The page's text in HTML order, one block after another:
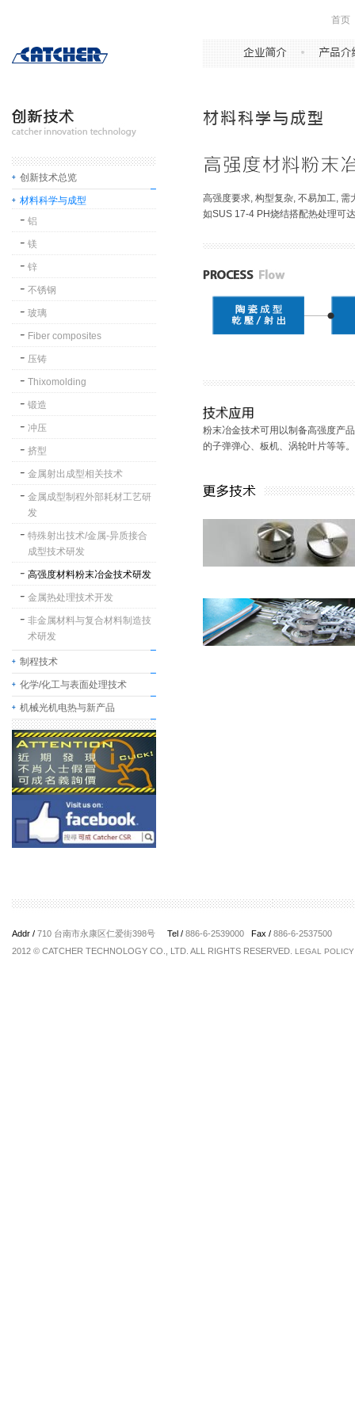
创新技术总览
材料科学与成型
铝
镁
锌
不锈钢
玻璃
Fiber composites
压铸
Thixomolding
锻造
冲压
挤型
金属射出成型相关技术
金属成型制程外部耗材工艺研
发
特殊射出技术/金属-异质接合
成型技术研发
高强度材料粉末冶金技术研发
金属热处理技术开发
非金属材料与复合材料制造技
术研发
制程技术
化学/化工与表面处理技术
机械光机电热与新产品
高强度要求, 构型复杂, 不易加工,
如SUS 17-4 PH烧结搭配热处理可
粉末冶金技术可用以制备高强度产
的子弹弹心、板机、涡轮叶片等等。
Addr / 710 台南市永康区仁爱街398号 Tel / 886-6-2539000 Fax / 886-6-2537500
2012 © CATCHER TECHNOLOGY CO., LTD. ALL RIGHTS RESERVED.
LEGAL POLICY
首页